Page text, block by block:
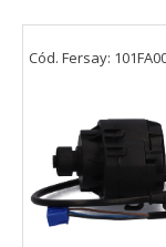
Cód. Fersay: